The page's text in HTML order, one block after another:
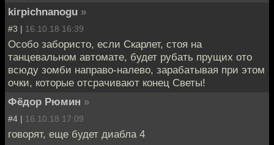
kirpichnanogu »
#3 | 16.10.18 16:39
Особо забористо, если Скарлет, стоя на
танцевальном автомате, будет рубать прущих ото
всюду зомби направо-налево, зарабатывая при этом
очки, которые отсрачивают конец Светы!
Фёдор Рюмин »
#4 | 16.10.18 17:09
говорят, еще будет диабла 4